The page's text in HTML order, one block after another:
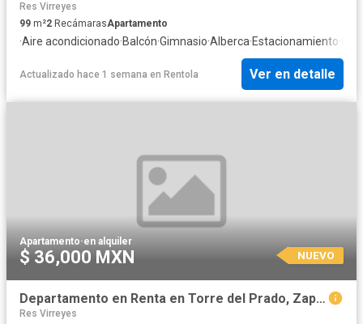
Res Virreyes
99 m²2 RecámarasApartamento
·Aire acondicionado·Balcón·Gimnasio·Alberca·Estacionamiento
Actualizado hace 1 semana en Rentola Ver en detalle
Apartamento·en alquiler
$ 36,000 MXN NUEVO
Departamento en Renta en Torre del Prado, Zapopan
Res Virreyes